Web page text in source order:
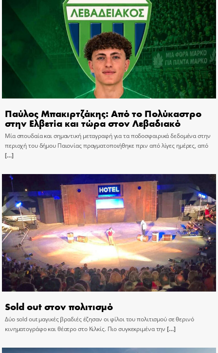
Παύλος Μπακιρτζάκης: Από το Πολύκαστρο
στην Ελβετία και τώρα στον Λεβαδιακό
Μία σπουδαία και σημαντική μεταγραφή για τα ποδοσφαιρικά δεδομένα στην
περιοχή του δήμου Παιονίας πραγματοποιήθηκε πριν από λίγες ημέρες, από
[…]
Sold out στον πολιτισμό
Δύο sold out μαγικές βραδιές έζησαν οι φίλοι του πολιτισμού σε θερινό
κινηματογράφο και θέατρο στο Κιλκίς. Πιο συγκεκριμένα την […]